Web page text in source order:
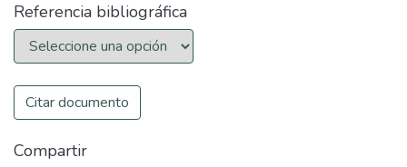
Referencia bibliográfica
Citar documento
Compartir